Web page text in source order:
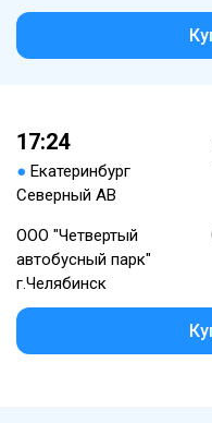
17:24
● Екатеринбург
Северный АВ
ООО "Четвертый
автобусный парк"
г.Челябинск